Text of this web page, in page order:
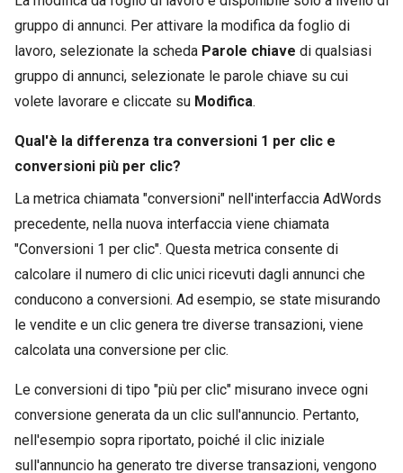
gruppo di annunci. Per attivare la modifica da foglio di
lavoro, selezionate la scheda Parole chiave di qualsiasi
gruppo di annunci, selezionate le parole chiave su cui
volete lavorare e cliccate su Modifica.
Qual'è la differenza tra conversioni 1 per clic e
conversioni più per clic?
La metrica chiamata "conversioni" nell'interfaccia AdWords
precedente, nella nuova interfaccia viene chiamata
"Conversioni 1 per clic". Questa metrica consente di
calcolare il numero di clic unici ricevuti dagli annunci che
conducono a conversioni. Ad esempio, se state misurando
le vendite e un clic genera tre diverse transazioni, viene
calcolata una conversione per clic.
Le conversioni di tipo "più per clic" misurano invece ogni
conversione generata da un clic sull'annuncio. Pertanto,
nell'esempio sopra riportato, poiché il clic iniziale
sull'annuncio ha generato tre diverse transazioni, vengono